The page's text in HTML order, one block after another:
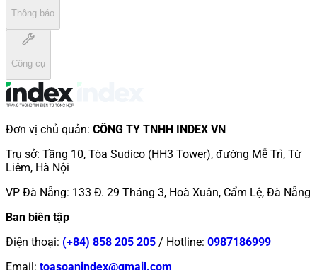
Thông báo
Công cụ
Đơn vị chủ quản: CÔNG TY TNHH INDEX VN
Trụ sở: Tầng 10, Tòa Sudico (HH3 Tower), đường Mễ Trì, Từ
Liêm, Hà Nội
VP Đà Nẵng: 133 Đ. 29 Tháng 3, Hoà Xuân, Cẩm Lệ, Đà Nẵng
Ban biên tập
Điện thoại: (+84) 858 205 205 / Hotline: 0987186999
Email: toasoanindex@gmail.com